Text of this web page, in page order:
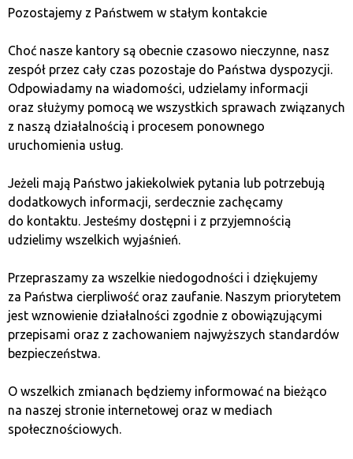
co może wpłynąć na ich przyszłe funkcjonowanie.
Token USDT na różnych
blockchainach
Jednym z wyjątkowych aspektów tethera jest możliwość
korzystania z niego na różnych blockchainach,
co zapewnia elastyczność i szeroki dostęp
do stablecoina.
USDT na blockchainie Bitcoin (Omni
Omni Layer był pierwszym protokołem,
na którym działał tether, co zapewniało wysokie
bezpieczeństwo transakcji. Obecnie, ze względu
na wyższe koszty i wolniejsze transakcje, tether na Omni
Layer jest mniej popularny niż inne wersje.
USDT na Ethereum (ERC-20)
Pozostajemy z Państwem w stałym kontakcie
Choć nasze kantory są obecnie czasowo nieczynne, nasz
zespół przez cały czas pozostaje do Państwa dyspozycji.
Odpowiadamy na wiadomości, udzielamy informacji
oraz służymy pomocą we wszystkich sprawach związanych
z naszą działalnością i procesem ponownego
uruchomienia usług.
Jeżeli mają Państwo jakiekolwiek pytania lub potrzebują
dodatkowych informacji, serdecznie zachęcamy
do kontaktu. Jesteśmy dostępni i z przyjemnością
udzielimy wszelkich wyjaśnień.
Przepraszamy za wszelkie niedogodności i dziękujemy
za Państwa cierpliwość oraz zaufanie. Naszym priorytetem
jest wznowienie działalności zgodnie z obowiązującymi
przepisami oraz z zachowaniem najwyższych standardów
bezpieczeństwa.
O wszelkich zmianach będziemy informować na bieżąco
na naszej stronie internetowej oraz w mediach
społecznościowych.